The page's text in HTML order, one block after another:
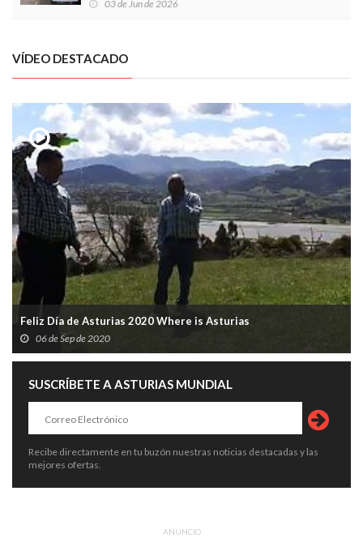
03 de Jun de 2026
VÍDEO DESTACADO
Feliz Día de Asturias 2020 Where is Asturias
06 de Sep de 2020
SUSCRÍBETE A ASTURIAS MUNDIAL
Recibe directamente en tu buzón nuestras noticias destacadas y las
mejores ofertas.
ANUNCIO